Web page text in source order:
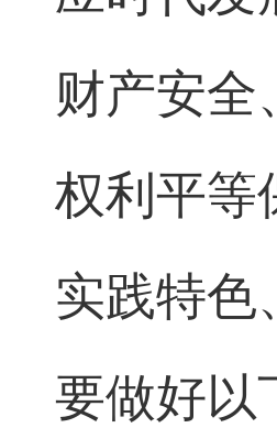
财产安全
权利平等
实践特色
要做好以